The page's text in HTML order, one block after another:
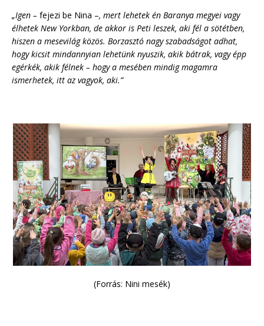
„Igen – fejezi be Nina –, mert lehetek én Baranya megyei vagy
élhetek New Yorkban, de akkor is Peti leszek, aki fél a sötétben,
hiszen a mesevilág közös. Borzasztó nagy szabadságot adhat,
hogy kicsit mindannyian lehetünk nyuszik, akik bátrak, vagy épp
egérkék, akik félnek – hogy a mesében mindig magamra
ismerhetek, itt az vagyok, aki.”
(Forrás: Nini mesék)